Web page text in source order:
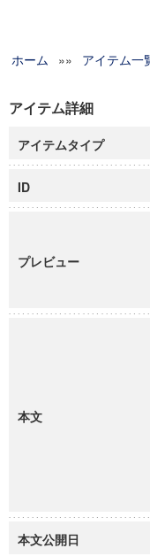
グローバルリサ
科学研究費補助
慶應義塾大学グ
慶應義塾大学グ
博士課程教育
学術雑誌掲載論
ホーム »» アイテム一
アイテム詳細
アイテムタイプ
ID
プレビュー
本文
本文公開日